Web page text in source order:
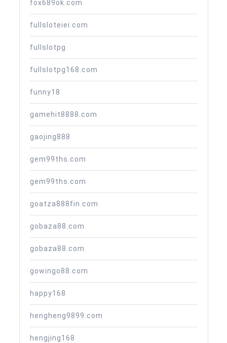
fox689ok.com
fullsloteiei.com
fullslotpg
fullslotpg168.com
funny18
gamehit8888.com
gaojing888
gem99ths.com
gem99ths.com
goatza888fin.com
gobaza88.com
gobaza88.com
gowingo88.com
happy168
hengheng9899.com
hengjing168